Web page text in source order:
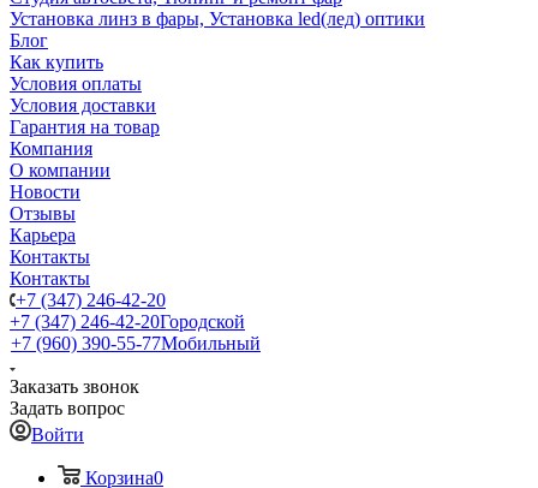
Установка линз в фары, Установка led(лед) оптики
Блог
Как купить
Условия оплаты
Условия доставки
Гарантия на товар
Компания
О компании
Новости
Отзывы
Карьера
Контакты
Контакты
+7 (347) 246-42-20
+7 (347) 246-42-20Городской
+7 (960) 390-55-77Мобильный
Заказать звонок
Задать вопрос
Войти
Корзина0